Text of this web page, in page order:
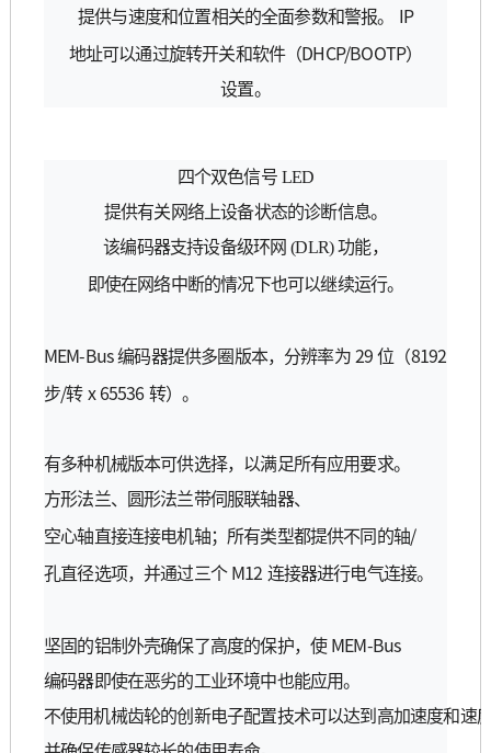
提供与速度和位置相关的全面参数和警报。 IP
地址可以通过旋转开关和软件（DHCP/BOOTP）
设置。
四个双色信号LED
提供有关网络上设备状态的诊断信息。
该编码器支持设备级环网 (DLR)功能，
即使在网络中断的情况下也可以继续运行。
MEM-Bus编码器提供多圈版本，分辨率为29位（8192
步/转x 65536 转）。
有多种机械版本可供选择，以满足所有应用要求。
方形法兰、 圆形法兰带伺服联轴器、
空心轴直接连接电机轴；所有类型都提供不同的轴/
孔直径选项，并通过三个M12 连接器进行电气连接。
坚固的铝制外壳确保了高度的保护，使MEM-Bus
编码器即使在恶劣的工业环境中也能应用。
不使用机械齿轮的创 新电子配置技术可以达到高加速度和速